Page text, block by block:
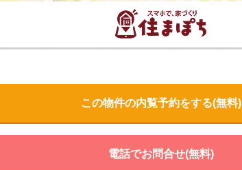
この物件の内覧予約をする(無料)
電話でお問合せ(無料)